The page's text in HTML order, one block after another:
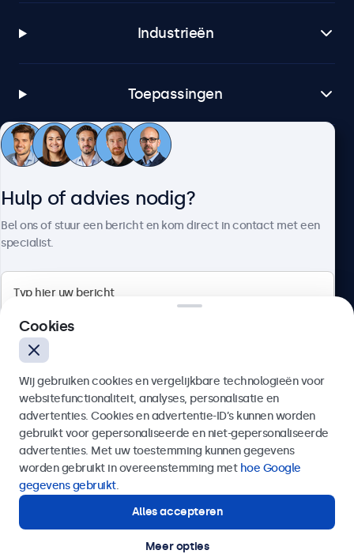
Industrieën
Toepassingen
Klantenservice
4.8/5 door 5000+ bedrijven
Nederlands
Hulp of advies nodig?
Bel ons of stuur een bericht en kom direct in contact met een
specialist.
Verzenden
Of bel ons op
Hulp of advies nodig?
Direct contact met een specialist.
Cookies
Wij gebruiken cookies en vergelijkbare technologieën voor
websitefunctionaliteit, analyses, personalisatie en
advertenties. Cookies en advertentie-ID’s kunnen worden
gebruikt voor gepersonaliseerde en niet-gepersonaliseerde
advertenties. Met uw toestemming kunnen gegevens
worden gebruikt in overeenstemming met hoe Google
gegevens gebruikt.
Alles accepteren
Meer opties